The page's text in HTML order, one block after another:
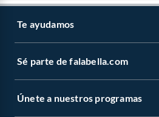
Te ayudamos
Sé parte de falabella.com
Únete a nuestros programas